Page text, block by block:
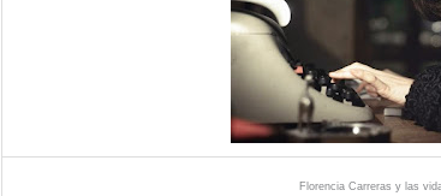
Florencia Carreras y las